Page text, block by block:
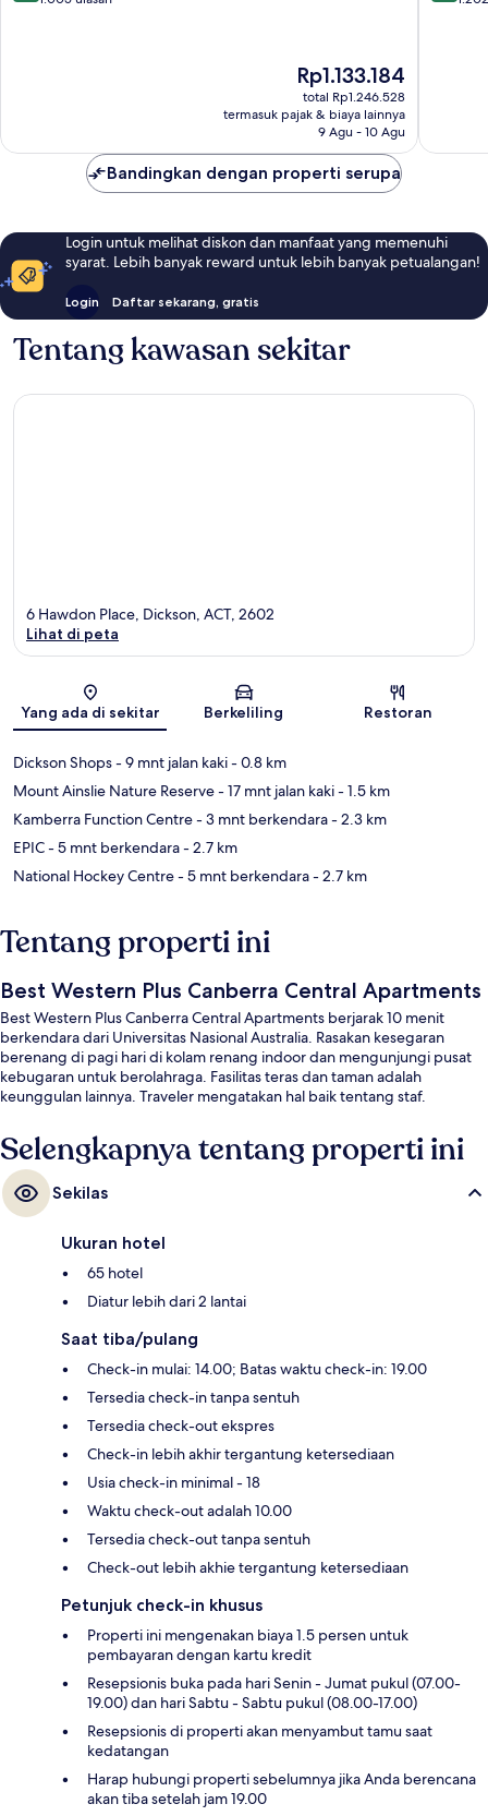
Harga
sekarang
Rp1.133.184
Rp1.133.184
total Rp1.246.528
termasuk pajak & biaya lainnya
9 Agu - 10 Agu
Bandingkan dengan properti serupa
Login untuk melihat diskon dan manfaat yang memenuhi
syarat. Lebih banyak reward untuk lebih banyak petualangan!
Login Daftar sekarang, gratis
Tentang kawasan sekitar
Peta
6 Hawdon Place, Dickson, ACT, 2602
Lihat di peta
Yang ada di sekitar Berkeliling Restoran
Dickson Shops- 9 mnt jalan kaki- 0.8 km
Mount Ainslie Nature Reserve- 17 mnt jalan kaki- 1.5 km
Kamberra Function Centre- 3 mnt berkendara- 2.3 km
EPIC- 5 mnt berkendara- 2.7 km
National Hockey Centre- 5 mnt berkendara- 2.7 km
Tentang properti ini
Best Western Plus Canberra Central Apartments
Best Western Plus Canberra Central Apartments berjarak 10 menit
berkendara dari Universitas Nasional Australia. Rasakan kesegaran
berenang di pagi hari di kolam renang indoor dan mengunjungi pusat
kebugaran untuk berolahraga. Fasilitas teras dan taman adalah
keunggulan lainnya. Traveler mengatakan hal baik tentang staf.
Selengkapnya tentang properti ini
Sekilas
Ukuran hotel
65 hotel
Diatur lebih dari 2 lantai
Saat tiba/pulang
Check-in mulai: 14.00; Batas waktu check-in: 19.00
Tersedia check-in tanpa sentuh
Tersedia check-out ekspres
Check-in lebih akhir tergantung ketersediaan
Usia check-in minimal - 18
Waktu check-out adalah 10.00
Tersedia check-out tanpa sentuh
Check-out lebih akhie tergantung ketersediaan
Petunjuk check-in khusus
Properti ini mengenakan biaya 1.5 persen untuk
pembayaran dengan kartu kredit
Resepsionis buka pada hari Senin - Jumat pukul (07.00-
19.00) dan hari Sabtu - Sabtu pukul (08.00-17.00)
Resepsionis di properti akan menyambut tamu saat
kedatangan
Harap hubungi properti sebelumnya jika Anda berencana
akan tiba setelah jam 19.00